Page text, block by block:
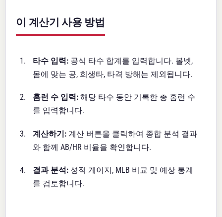
이 계산기 사용 방법
타수 입력: 공식 타수 합계를 입력합니다. 볼넷,
몸에 맞는 공, 희생타, 타격 방해는 제외됩니다.
홈런 수 입력: 해당 타수 동안 기록한 총 홈런 수
를 입력합니다.
계산하기: 계산 버튼을 클릭하여 종합 분석 결과
와 함께 AB/HR 비율을 확인합니다.
결과 분석: 성적 게이지, MLB 비교 및 예상 통계
를 검토합니다.